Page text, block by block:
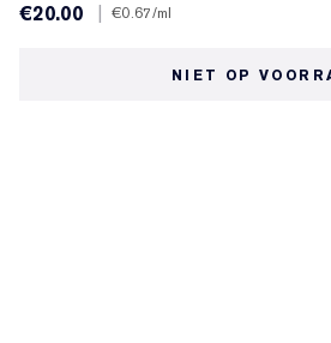
€20.00
€0.67/ml
NIET OP